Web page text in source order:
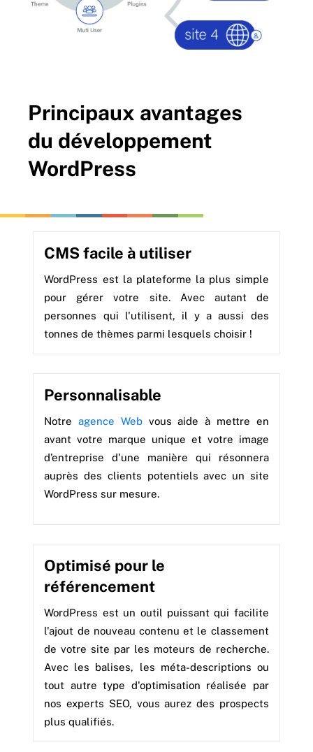
Principaux avantages
du développement
WordPress
CMS facile à utiliser
WordPress est la plateforme la plus simple
pour gérer votre site. Avec autant de
personnes qui l'utilisent, il y a aussi des
tonnes de thèmes parmi lesquels choisir !
Personnalisable
Notreagence Webvous aide à mettre en
avant votre marque unique et votre image
d’entreprise d'une manière qui résonnera
auprès des clients potentiels avec un site
WordPress sur mesure.
Optimisé pour le
référencement
WordPress est un outil puissant qui facilite
l'ajout de nouveau contenu et le classement
de votre site par les moteurs de recherche.
Avec les balises, les méta-descriptions ou
tout autre type d'optimisation réalisée par
nos experts SEO, vous aurez des prospects
plus qualifiés.